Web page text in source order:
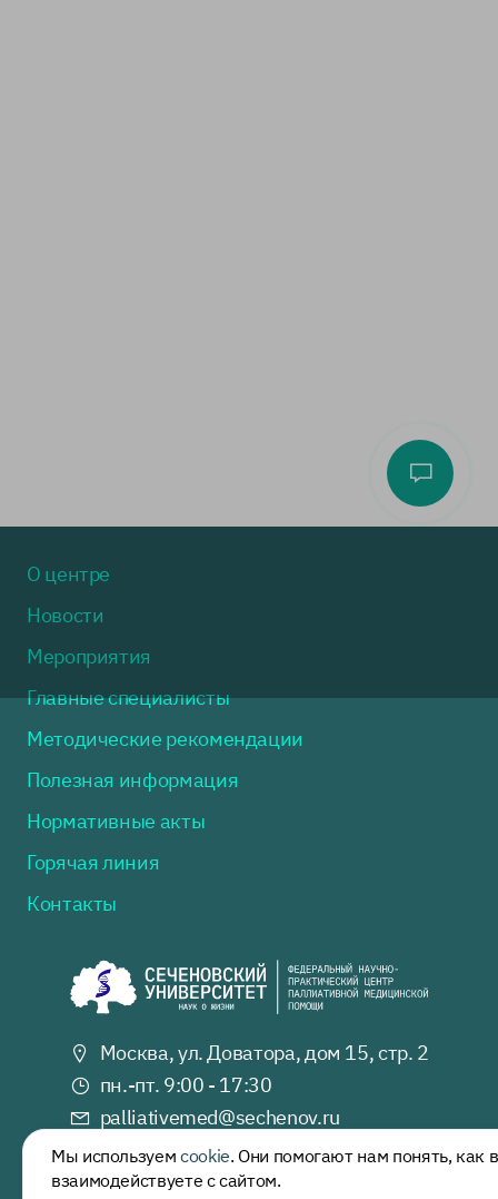
Москва, ул. Доватора, дом 15, стр. 2
пн.-пт. 9:00 - 17:30
palliativemed@sechenov.ru
+7 (499) 245 28 67
О центре
Новости
Мероприятия
Главные специалисты
Методические рекомендации
Полезная информация
Нормативные акты
Горячая линия
Контакты
Мы используем cookie. Они помогают нам понять, как
взаимодействуете с сайтом.